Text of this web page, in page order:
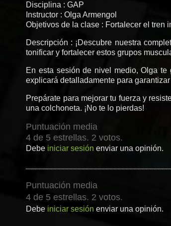
Disciplina : GAP
Instructor : Olga Armengol
Objetivos de la clase : Fortalecer el tren
Descripción : ¡Descubre nuestra
tonificar y fortalecer estos grupos
En esta sesión de nivel medio, Olga
explicará detalladamente para
Prepárate para mejorar tu fuerza y
una colchoneta. ¡No te lo pierdas!
Puntuación media
4 de 5 estrellas. 2 votos.
Debe iniciar sesión enviar una opinión.
Puntuación media
4 de 5 estrellas. 2 votos.
Debe iniciar sesión enviar una opinión.